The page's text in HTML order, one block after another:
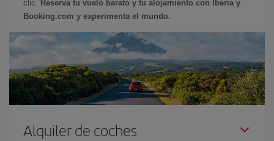
clic.
Reserva tu vuelo barato y tu alojamiento con Iberia y
Booking.com y experimenta el mundo.
Alquiler de coches